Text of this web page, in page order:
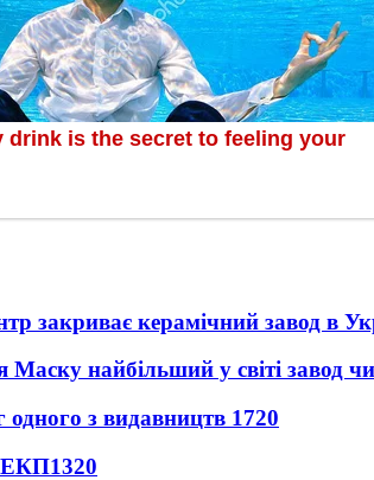
закриває керамічний завод в
Маску найбільший у світі завод
з видавництв 1720
1320